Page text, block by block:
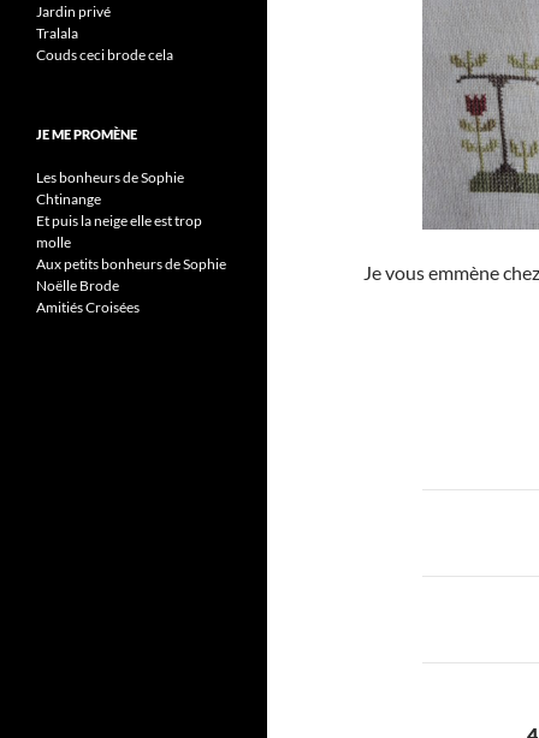
Je vous emmène
Jardin privé
Tralala
Couds ceci brode cela
JE ME PROMÈNE
Les bonheurs de Sophie
Chtinange
Et puis la neige elle est trop
molle
Aux petits bonheurs de Sophie
Noëlle Brode
Amitiés Croisées